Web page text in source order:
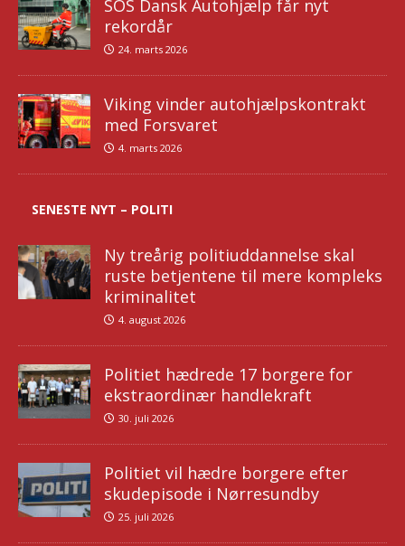
SOS Dansk Autohjælp får nyt
rekordår
24. marts 2026
Viking vinder autohjælpskontrakt
med Forsvaret
4. marts 2026
SENESTE NYT – POLITI
Ny treårig politiuddannelse skal
ruste betjentene til mere kompleks
kriminalitet
4. august 2026
Politiet hædrede 17 borgere for
ekstraordinær handlekraft
30. juli 2026
Politiet vil hædre borgere efter
skudepisode i Nørresundby
25. juli 2026